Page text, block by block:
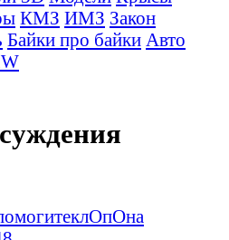
КМЗ ИМЗ Закон
Байки про байки Авто